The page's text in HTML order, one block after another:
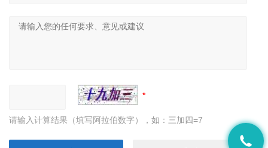
请输入计算结果（填写阿拉伯数字），如：三加四=7